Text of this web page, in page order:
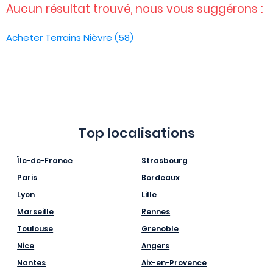
Aucun résultat trouvé, nous vous suggérons :
Acheter Terrains Nièvre (58)
Top localisations
Île-de-France
Paris
Lyon
Marseille
Toulouse
Nice
Nantes
Strasbourg
Bordeaux
Lille
Rennes
Grenoble
Angers
Aix-en-Provence